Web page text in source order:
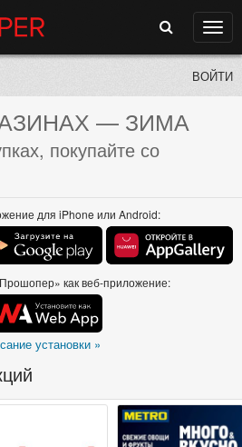
Поиск
ВОЙТИ
— ЗИМА
покупайте со
для iPhone или Android:
как веб-приложение:
установки »